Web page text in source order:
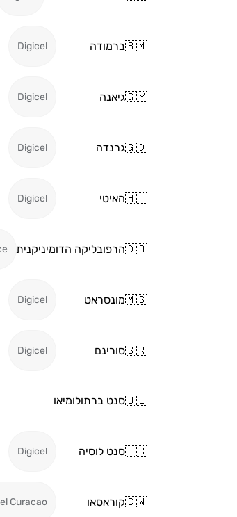
🇧🇲ברמודה Digicel
🇬🇾גיאנה Digicel
🇬🇩גרנדה Digicel
🇭🇹האיטי Digicel
🇩🇴הרפובליקה הדומיניקנית
🇲🇸מונסראט Digicel
🇸🇷סורינם Digicel
🇧🇱סנט ברתולומיאו
🇱🇨סנט לוסיה Digicel
🇨🇼קוראסאו Curacao